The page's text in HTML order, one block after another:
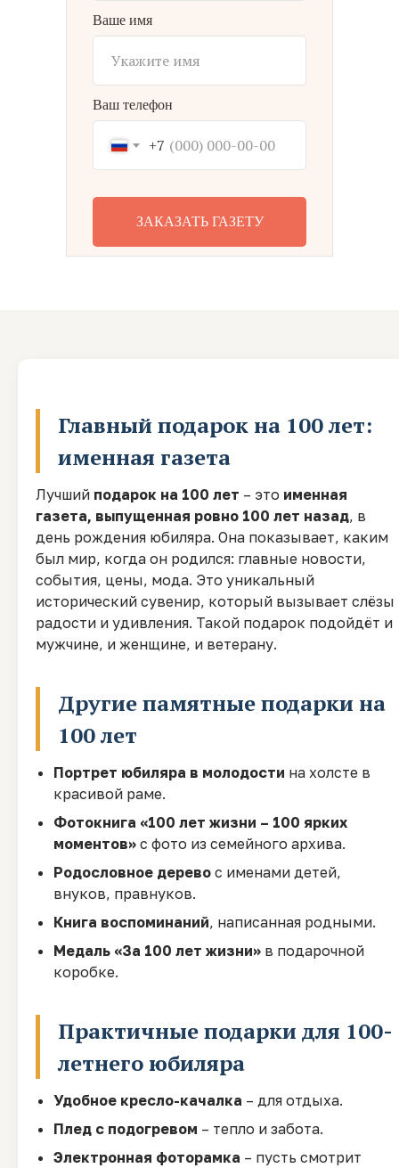
Ваше имя
Ваш телефон
+7
ЗАКАЗАТЬ ГАЗЕТУ
Главный подарок на 100 лет:
именная газета
Лучший подарок на 100 лет – это именная
газета, выпущенная ровно 100 лет назад, в
день рождения юбиляра. Она показывает, каким
был мир, когда он родился: главные новости,
события, цены, мода. Это уникальный
исторический сувенир, который вызывает слёзы
радости и удивления. Такой подарок подойдёт и
мужчине, и женщине, и ветерану.
Другие памятные подарки на
100 лет
Портрет юбиляра в молодости на холсте в
красивой раме.
Фотокнига «100 лет жизни – 100 ярких
моментов» с фото из семейного архива.
Родословное дерево с именами детей,
внуков, правнуков.
Книга воспоминаний, написанная родными.
Медаль «За 100 лет жизни» в подарочной
коробке.
Практичные подарки для 100-
летнего юбиляра
Удобное кресло-качалка – для отдыха.
Плед с подогревом – тепло и забота.
Электронная фоторамка – пусть смотрит